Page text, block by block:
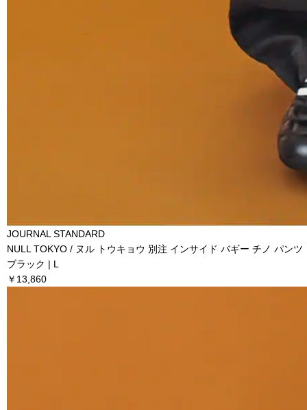
JOURNAL STANDARD
NULL TOKYO / ヌル トウキョウ 別注 インサイド バギー チノ パンツ
ブラック | L
￥13,860